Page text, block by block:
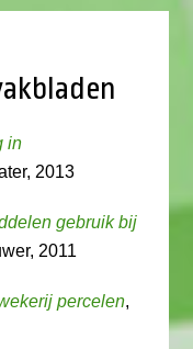
in
2013
gebruik bij
2011
percelen,